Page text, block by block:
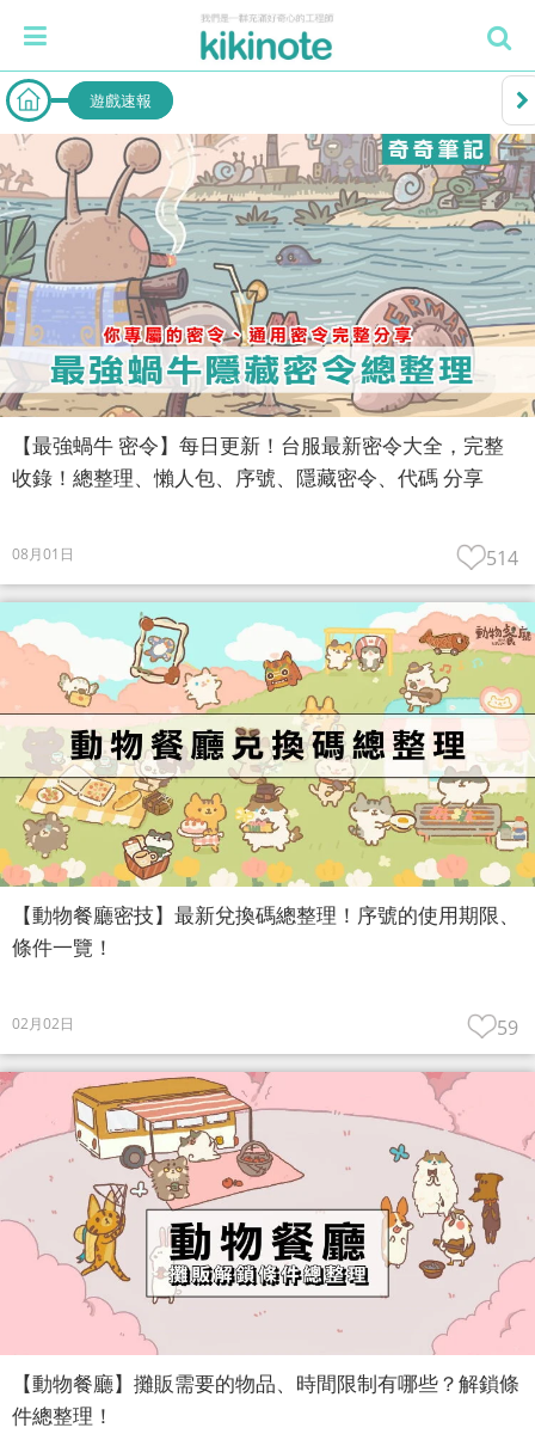
遊戲速報
【最強蝸牛 密令】每日更新！台服最新密令大全，完整
收錄！總整理、懶人包、序號、隱藏密令、代碼 分享
08月01日 514
【動物餐廳密技】最新兌換碼總整理！序號的使用期限、
條件一覽！
02月02日 59
【動物餐廳】攤販需要的物品、時間限制有哪些？解鎖條
件總整理！